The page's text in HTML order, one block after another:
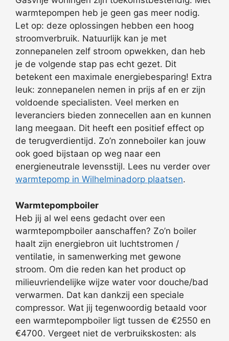
warmtepompen heb je geen gas meer nodig.
Let op: deze oplossingen hebben een hoog
stroomverbruik. Natuurlijk kan je met
zonnepanelen zelf stroom opwekken, dan heb
je de volgende stap pas echt gezet. Dit
betekent een maximale energiebesparing! Extra
leuk: zonnepanelen nemen in prijs af en er zijn
voldoende specialisten. Veel merken en
leveranciers bieden zonnecellen aan en kunnen
lang meegaan. Dit heeft een positief effect op
de terugverdientijd. Zo’n zonneboiler kan jouw
ook goed bijstaan op weg naar een
energieneutrale levensstijl. Lees nu verder over
warmtepomp in Wilhelminadorp plaatsen.
Warmtepompboiler
Heb jij al wel eens gedacht over een
warmtepompboiler aanschaffen? Zo’n boiler
haalt zijn energiebron uit luchtstromen /
ventilatie, in samenwerking met gewone
stroom. Om die reden kan het product op
milieuvriendelijke wijze water voor douche/bad
verwarmen. Dat kan dankzij een speciale
compressor. Wat jij tegenwoordig betaald voor
een warmtepompboiler ligt tussen de €2550 en
€4700. Vergeet niet de verbruikskosten: als